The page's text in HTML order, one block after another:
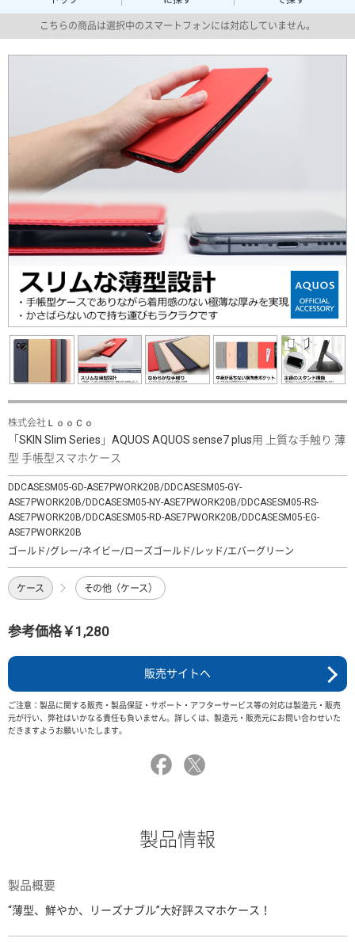
こちらの商品は選択中のスマートフォンには対応していません。
株式会社ＬｏｏＣｏ
「SKIN Slim Series」AQUOS AQUOS sense7 plus用 上質な手触り 薄
型 手帳型スマホケース
DDCASESM05-GD-ASE7PWORK20B/DDCASESM05-GY-
ASE7PWORK20B/DDCASESM05-NY-ASE7PWORK20B/DDCASESM05-RS-
ASE7PWORK20B/DDCASESM05-RD-ASE7PWORK20B/DDCASESM05-EG-
ASE7PWORK20B
ゴールド/グレー/ネイビー/ローズゴールド/レッド/エバーグリーン
ケース その他（ケース）
参考価格￥1,280
販売サイトへ
ご注意：製品に関する販売・製品保証・サポート・アフターサービス等の対応は製造元・販売
元が行い、弊社はいかなる責任も負いません。詳しくは、製造元・販売元にお問い合わせいた
だきますようお願いいたします。
製品情報
製品概要
“薄型、鮮やか、リーズナブル”大好評スマホケース！